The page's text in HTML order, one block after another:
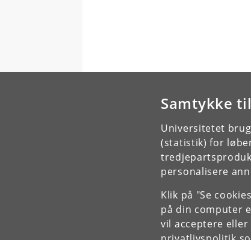
Samtykke
Universitetet
(statistik) for
personalisere
Klik på "Se
på din computer
vil acceptere